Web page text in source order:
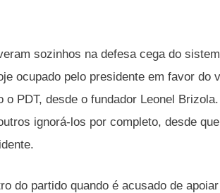
sozinhos na defesa cega do
ocupado pelo presidente em favor
PDT, desde o fundador Leonel
ignorá-los por completo, desde
do partido quando é acusado de